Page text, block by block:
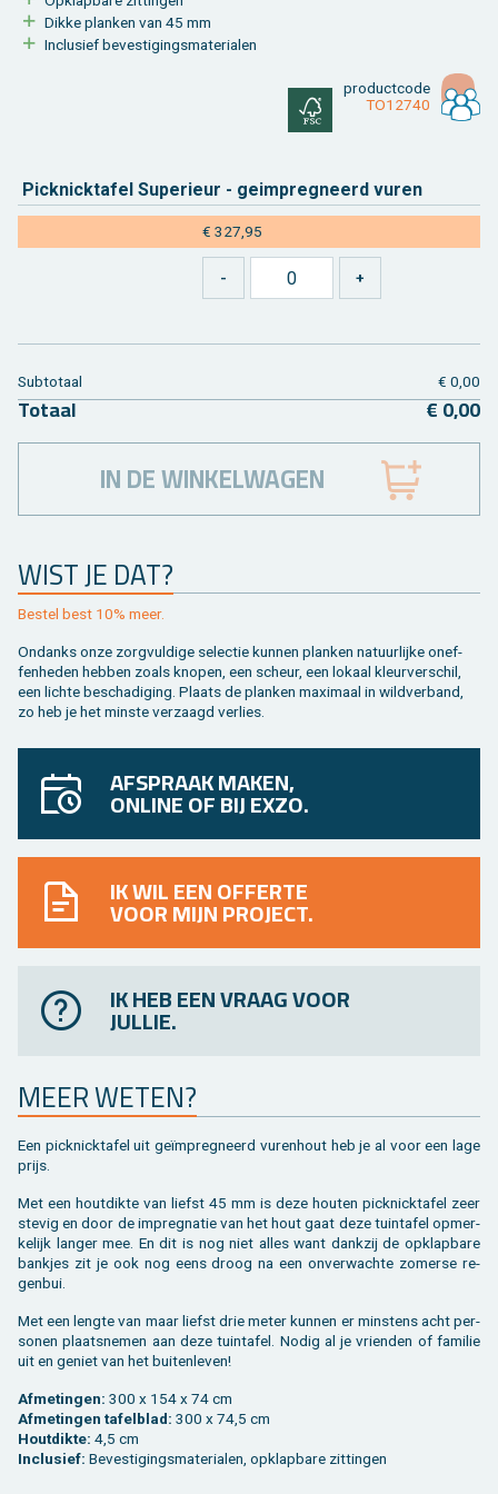
Dikke plan­ken van 45 mm
In­clu­sief be­ves­ti­gings­ma­te­ri­a­len
product­code
TO12740
Pick­nick­ta­fel Su­pe­ri­eur - geim­preg­neerd vuren
€ 327,95
WIST JE DAT?
Be­stel best 10% meer.
On­danks onze zorg­vul­di­ge se­lec­tie kun­nen plan­ken na­tuur­lij­ke on­ef­
fen­he­den heb­ben zoals kno­pen, een scheur, een lo­kaal kleur­ver­schil,
een lich­te be­scha­di­ging. Plaats de plan­ken maxi­maal in wild­ver­band,
zo heb je het min­ste ver­zaagd ver­lies.
Sub­to­taal € 0,00
To­taal € 0,00
IN DE WINKELWAGEN
AFSPRAAK MAKEN,
ONLINE OF BIJ EXZO.
IK WIL EEN OFFERTE
VOOR MIJN PROJECT.
IK HEB EEN VRAAG VOOR
JULLIE.
MEER WETEN?
Een pick­nick­ta­fel uit geïmpreg­neerd vu­ren­hout heb je al voor een lage
prijs.
Met een hout­dik­te van liefst 45 mm is deze hou­ten pick­nick­ta­fel zeer
ste­vig en door de im­preg­na­tie van het hout gaat deze tuin­ta­fel op­mer­
ke­lijk lan­ger mee. En dit is nog niet alles want dank­zij de op­klap­ba­re
bank­jes zit je ook nog eens droog na een on­ver­wach­te zo­mer­se re­
gen­bui.
Met een leng­te van maar liefst drie meter kun­nen er min­stens acht per­
so­nen plaats­ne­men aan deze tuin­ta­fel. Nodig al je vrien­den of fa­mi­lie
uit en ge­niet van het bui­ten­le­ven!
Af­me­tin­gen: 300 x 154 x 74 cm
Af­me­tin­gen ta­fel­blad: 300 x 74,5 cm
Hout­dik­te: 4,5 cm
In­clu­sief: Be­ves­ti­gings­ma­te­ri­a­len, op­klap­ba­re zit­tin­gen